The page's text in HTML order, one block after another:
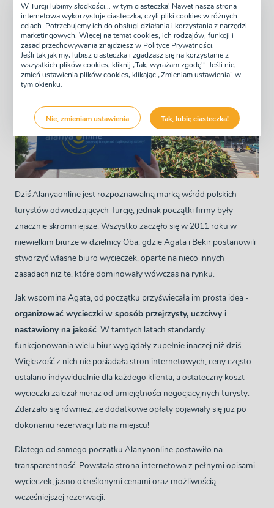
Dziś Alanyaonline jest rozpoznawalną marką wśród polskich
turystów odwiedzających Turcję, jednak początki firmy były
znacznie skromniejsze. Wszystko zaczęło się w 2011 roku w
niewielkim biurze w dzielnicy Oba, gdzie Agata i Bekir postanowili
stworzyć własne biuro wycieczek, oparte na nieco innych
zasadach niż te, które dominowały wówczas na rynku.
Jak wspomina Agata, od początku przyświecała im prosta idea -
organizować wycieczki w sposób przejrzysty, uczciwy i
nastawiony na jakość. W tamtych latach standardy
funkcjonowania wielu biur wyglądały zupełnie inaczej niż dziś.
Większość z nich nie posiadała stron internetowych, ceny często
ustalano indywidualnie dla każdego klienta, a ostateczny koszt
wycieczki zależał nieraz od umiejętności negocjacyjnych turysty.
Zdarzało się również, że dodatkowe opłaty pojawiały się już po
dokonaniu rezerwacji lub na miejscu!
Dlatego od samego początku Alanyaonline postawiło na
transparentność. Powstała strona internetowa z pełnymi opisami
wycieczek, jasno określonymi cenami oraz możliwością
wcześniejszej rezerwacji.
W Turcji lubimy słodkości... w tym ciasteczka! Nawet nasza strona
internetowa wykorzystuje ciasteczka, czyli pliki cookies w różnych
celach. Potrzebujemy ich do obsługi działania i korzystania z narzędzi
marketingowych. Więcej na temat cookies, ich rodzajów, funkcji i
zasad przechowywania znajdziesz w Polityce Prywatności.
Jeśli tak jak my, lubisz ciasteczka i zgadzasz się na korzystanie z
wszystkich plików cookies, kliknij „Tak, wyrażam zgodę!”. Jeśli nie,
zmień ustawienia plików cookies, klikając „Zmieniam ustawienia” w
tym okienku.
Nie, zmieniam ustawienia Tak, lubię ciasteczka!